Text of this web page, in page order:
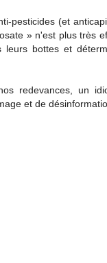
pesticides (et
» n'est plus très
bottes et
redevances, un
et de